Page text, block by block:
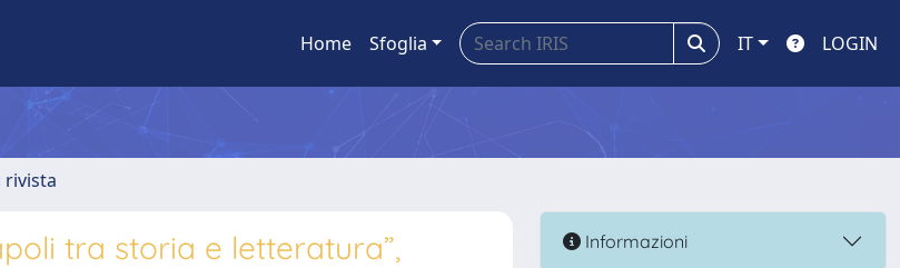
Home Sfoglia IT LOGIN
rivista
tra storia e letteratura”,
Informazioni